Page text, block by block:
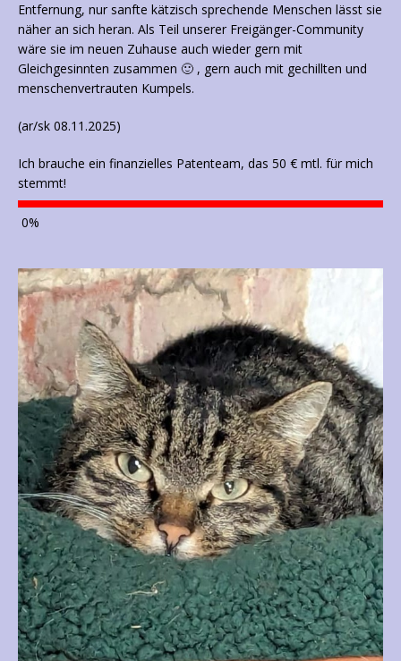
Entfernung, nur sanfte kätzisch sprechende Menschen lässt sie
näher an sich heran. Als Teil unserer Freigänger-Community
wäre sie im neuen Zuhause auch wieder gern mit
Gleichgesinnten zusammen 🙂 , gern auch mit gechillten und
menschenvertrauten Kumpels.
(ar/sk 08.11.2025)
Ich brauche ein finanzielles Patenteam, das 50 € mtl. für mich
stemmt!
0%